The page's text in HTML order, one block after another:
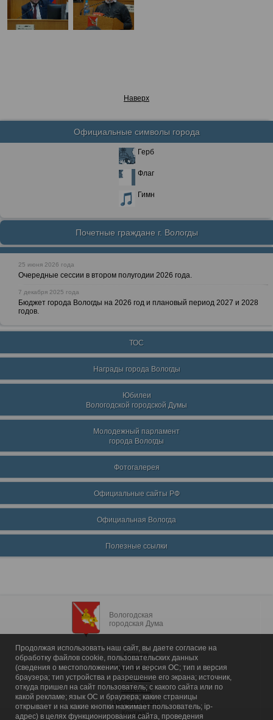
Наверх
Официальные символы города
Герб
Флаг
Гимн
Почетные граждане г. Вологды
25 июня 2026 года
Очередные сессии в втором полугодии 2026 года.
7 декабря 2025 года
Бюджет города Вологды на 2026 год и плановый период 2027 и 2028
годов.
ТОС
Награды города Вологды
Юбилеи
Вологодской городской Думы
Молодежный парламент
города Вологды
Фотогалерея
Официальные сайты РФ
Официальная Вологда
Полезные ссылки
Вологодская
городская Дума
Главная
Общие сведения
Депутаты
Комитеты
График приема
Контакты
Продолжая использовать наш сайт, вы даете согласие на
обработку файлов cookie, пользовательских данных
(сведения о местоположении; тип и версия ОС; тип и версия
браузера; тип устройства и разрешение его экрана; источник,
откуда пришел на сайт пользователь; с какого сайта или по
какой рекламе; язык ОС и браузера; какие страницы
открывает и на какие кнопки нажимает пользователь; ip-
адрес) в целях функционирования сайта, проведения